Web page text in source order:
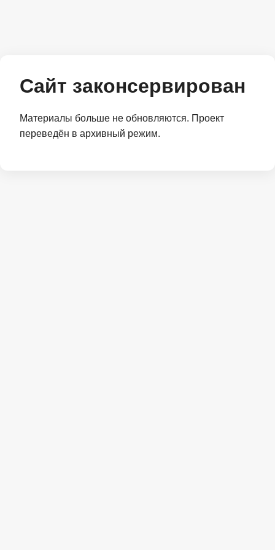
Сайт законсервирован
Материалы больше не обновляются. Проект
переведён в архивный режим.